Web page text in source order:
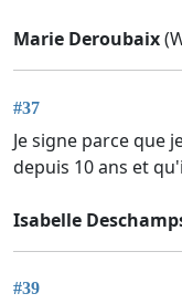
Marie Deroubaix
#37
Je signe parce que
depuis 10 ans et
Isabelle
#39